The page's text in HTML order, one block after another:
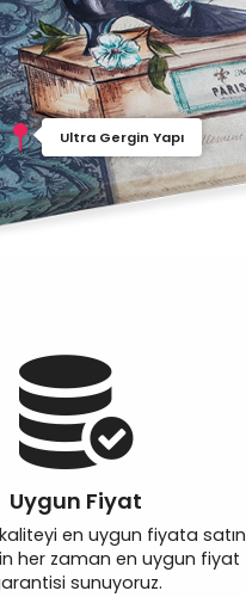
Ultra Gergin Yapı
Uygun Fiyat
kaliteyi en uygun fiyata satın
her zaman en uygun fiyat
sunuyoruz.